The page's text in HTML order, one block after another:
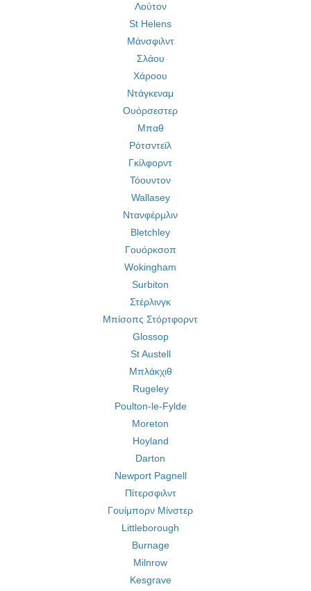
Λούτον
St Helens
Μάνσφιλντ
Σλάου
Χάροου
Ντάγκεναμ
Ουόρσεστερ
Μπαθ
Ρότσντεϊλ
Γκίλφορντ
Τόουντον
Wallasey
Ντανφέρμλιν
Bletchley
Γουόρκσοπ
Wokingham
Surbiton
Στέρλινγκ
Μπίσοπς Στόρτφορντ
Glossop
St Austell
Μπλάκχιθ
Rugeley
Poulton-le-Fylde
Moreton
Hoyland
Darton
Newport Pagnell
Πίτερσφιλντ
Γουίμπορν Μίνστερ
Littleborough
Burnage
Milnrow
Kesgrave